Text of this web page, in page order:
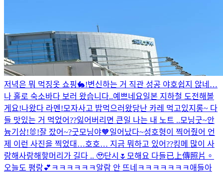
저녁은 뭐 먹징옷 쇼핑🐇!변신하는 거 직관 성공 야호쉽지 않네…
나 홀로 숙소바다 보러 왔습니다..예쁘네요일본 지하철 도전해볼
게요!나왔다 라멘!모자사고 밥먹으러왔당난 카레 먹고있지롱~ 다
들 맛있는 거 먹었어??잃어버리면 큰일 나는 내 노트 ..모닝굿~안
늉기상!🐰!잘 잤어~?굿모닝야🧡일어났다~성호형이 찍어줬어 언
제 이런 사진을 찍었대…호호… 지금 뭐하고 있어??킹메 많이 사
랑해사랑해핳머리가 길다 .. 🥹단시🌷 모해요 다들已上傳照片。
오늘도 평랑💕 ㅋㅋㅋㅋㅋㅋ알람 안 뜨네ㅋㅋㅋㅋㅋㅋㅋ애들아